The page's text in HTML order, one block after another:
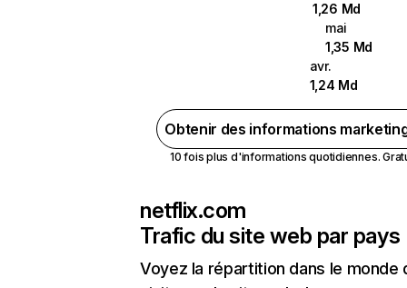
1,26 Md
mai
1,35 Md
avr.
1,24 Md
Obtenir des informations
10 fois plus d'informations quotidiennes.
netflix.com
Trafic du site web par pays
Voyez la répartition dans le monde